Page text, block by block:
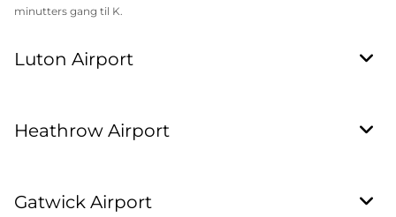
minutters gang til K.
Luton Airport
Heathrow Airport
Gatwick Airport